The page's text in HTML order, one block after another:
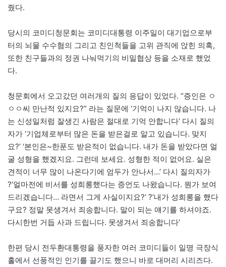
줬다.
당시의 코미디청문회는 코미디대통령 이주일이 대기업으로부
터의 뇌물 수수혐의 그리고 친인척들을 고위 관직에 앉힌 의혹,
또한 친구들과의 정권 나눠먹기의 비밀협상 등을 소재로 했었
다.
청문회에서 오고갔던 여러개의 질의 응답이 있었다. “증인은 ㅇ
ㅇㅇ씨 만난적 있지요?” 라는 질문에 ‘기억이 나지 않습니다. 나
는 신성일처럼 잘생긴 사람은 절대로 기억 안합니다’ 다시 질의
자가 ‘기업체로부터 많은 돈을 받은걸로 알고 있습니다. 맞지
요?’ ‘본인은~한푼도 받은적이 없습니다. 내가 돈을 받았다면 얼
굴 성형을 했겠지요. 그런데 보세요. 성형한 적이 없어요. 실은
견적이 너무 많이 나온다기에 엄두가 안나서…’ 다시 질의자가
?‘얼마전에 비서를 성희롱했다는 증언도 나왔습니다. 뭔가 보여
드리겠습니다… 라면서 그게 사실이지요?’ ?’내가 성희롱을 했다
구요? 정말 못생겨서 죄송합니다. 말이 되는 얘기를 하셔야죠.
다시한번 거듭 사과 드립니다. 못생겨서 죄송합니다’
한편 당시 전두환대통령을 풍자한 여러 코미디들이 일명 극장식
홀에서 선풍적인 인기를 끌기도 했으니 바로 대머리 시리즈다.